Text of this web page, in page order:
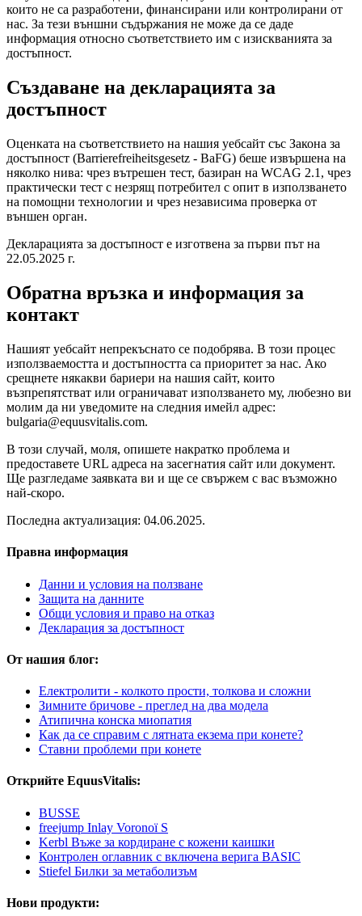
които не са разработени, финансирани или контролирани от
нас. За тези външни съдържания не може да се даде
информация относно съответствието им с изискванията за
достъпност.
Създаване на декларацията за
достъпност
Оценката на съответствието на нашия уебсайт със Закона за
достъпност (Barrierefreiheitsgesetz - BaFG) беше извършена на
няколко нива: чрез вътрешен тест, базиран на WCAG 2.1, чрез
практически тест с незрящ потребител с опит в използването
на помощни технологии и чрез независима проверка от
външен орган.
Декларацията за достъпност е изготвена за първи път на
22.05.2025 г.
Обратна връзка и информация за
контакт
Нашият уебсайт непрекъснато се подобрява. В този процес
използваемостта и достъпността са приоритет за нас. Ако
срещнете някакви бариери на нашия сайт, които
възпрепятстват или ограничават използването му, любезно ви
молим да ни уведомите на следния имейл адрес:
bulgaria@equusvitalis.com.
В този случай, моля, опишете накратко проблема и
предоставете URL адреса на засегнатия сайт или документ.
Ще разгледаме заявката ви и ще се свържем с вас възможно
най-скоро.
Последна актуализация: 04.06.2025.
Правна информация
Данни и условия на ползване
Защита на данните
Общи условия и право на отказ
Декларация за достъпност
От нашия блог:
Електролити - колкото прости, толкова и сложни
Зимните бричове - преглед на два модела
Атипична конска миопатия
Как да се справим с лятната екзема при конете?
Ставни проблеми при конете
Открийте EquusVitalis:
BUSSE
freejump Inlay Voronoï S
Kerbl Въже за кордиране с кожени каишки
Контролен оглавник с включена верига BASIC
Stiefel Билки за метаболизъм
Нови продукти: